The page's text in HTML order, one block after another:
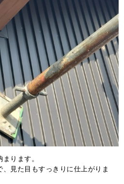
ります。
見た目もすっきりに仕上がりま